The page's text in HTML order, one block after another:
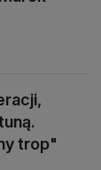
trop"